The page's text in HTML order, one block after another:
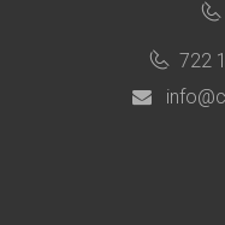
722